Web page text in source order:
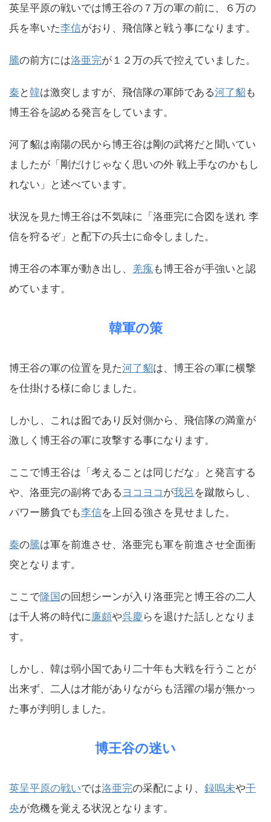
英呈平原の戦いでは博王谷の７万の軍の前に、６万の
兵を率いた李信がおり、飛信隊と戦う事になります。
騰の前方には洛亜完が１２万の兵で控えていました。
秦 と韓は激突しますが、飛信隊の軍師である河了貂 も
博王谷を認める発言をしています。
河了貂は南陽の民から博王谷は剛の武将だと聞いてい
ましたが「剛だけじゃなく思いの外 戦上手なのかもし
れない」と述べています。
状況を見た博王谷は不気味に「洛亜完に合図を送れ 李
信を狩るぞ」と配下の兵士に命令しました。
博王谷の本軍が動き出し、 羌瘣も博王谷が手強いと認
めています。
韓軍の策
博王谷の軍の位置を見た河了貂は、博王谷の軍に横撃
を仕掛ける様に命じました。
しかし、これは囮であり反対側から、飛信隊の満童が
激しく博王谷の軍に攻撃する事になります。
ここで博王谷は「考えることは同じだな」と発言する
や、洛亜完の副将である ヨコヨコ が我呂 を蹴散らし、
パワー勝負でも李信を上回る強さを見せました。
秦の騰は軍を前進させ、洛亜完も軍を前進させ全面衝
突となります。
ここで隆国の回想シーンが入り洛亜完と博王谷の二人
は千人将の時代に廉頗や呉慶 らを退けた話しとなりま
す。
しかし、韓は弱小国であり二十年も大戦を行うことが
出来ず、二人は才能がありながらも活躍の場が無かっ
た事が判明しました。
博王谷の迷い
英呈平原の戦いでは洛亜完の采配により、 録嗚未や干
央が危機を覚える状況となります。